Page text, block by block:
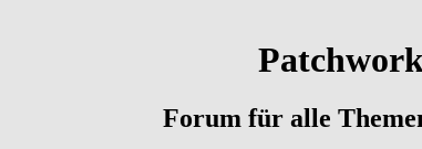
Forum für alle